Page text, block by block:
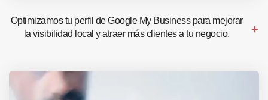
Optimizamos tu perfil de Google My Business para mejorar
la visibilidad local y atraer más clientes a tu negocio.